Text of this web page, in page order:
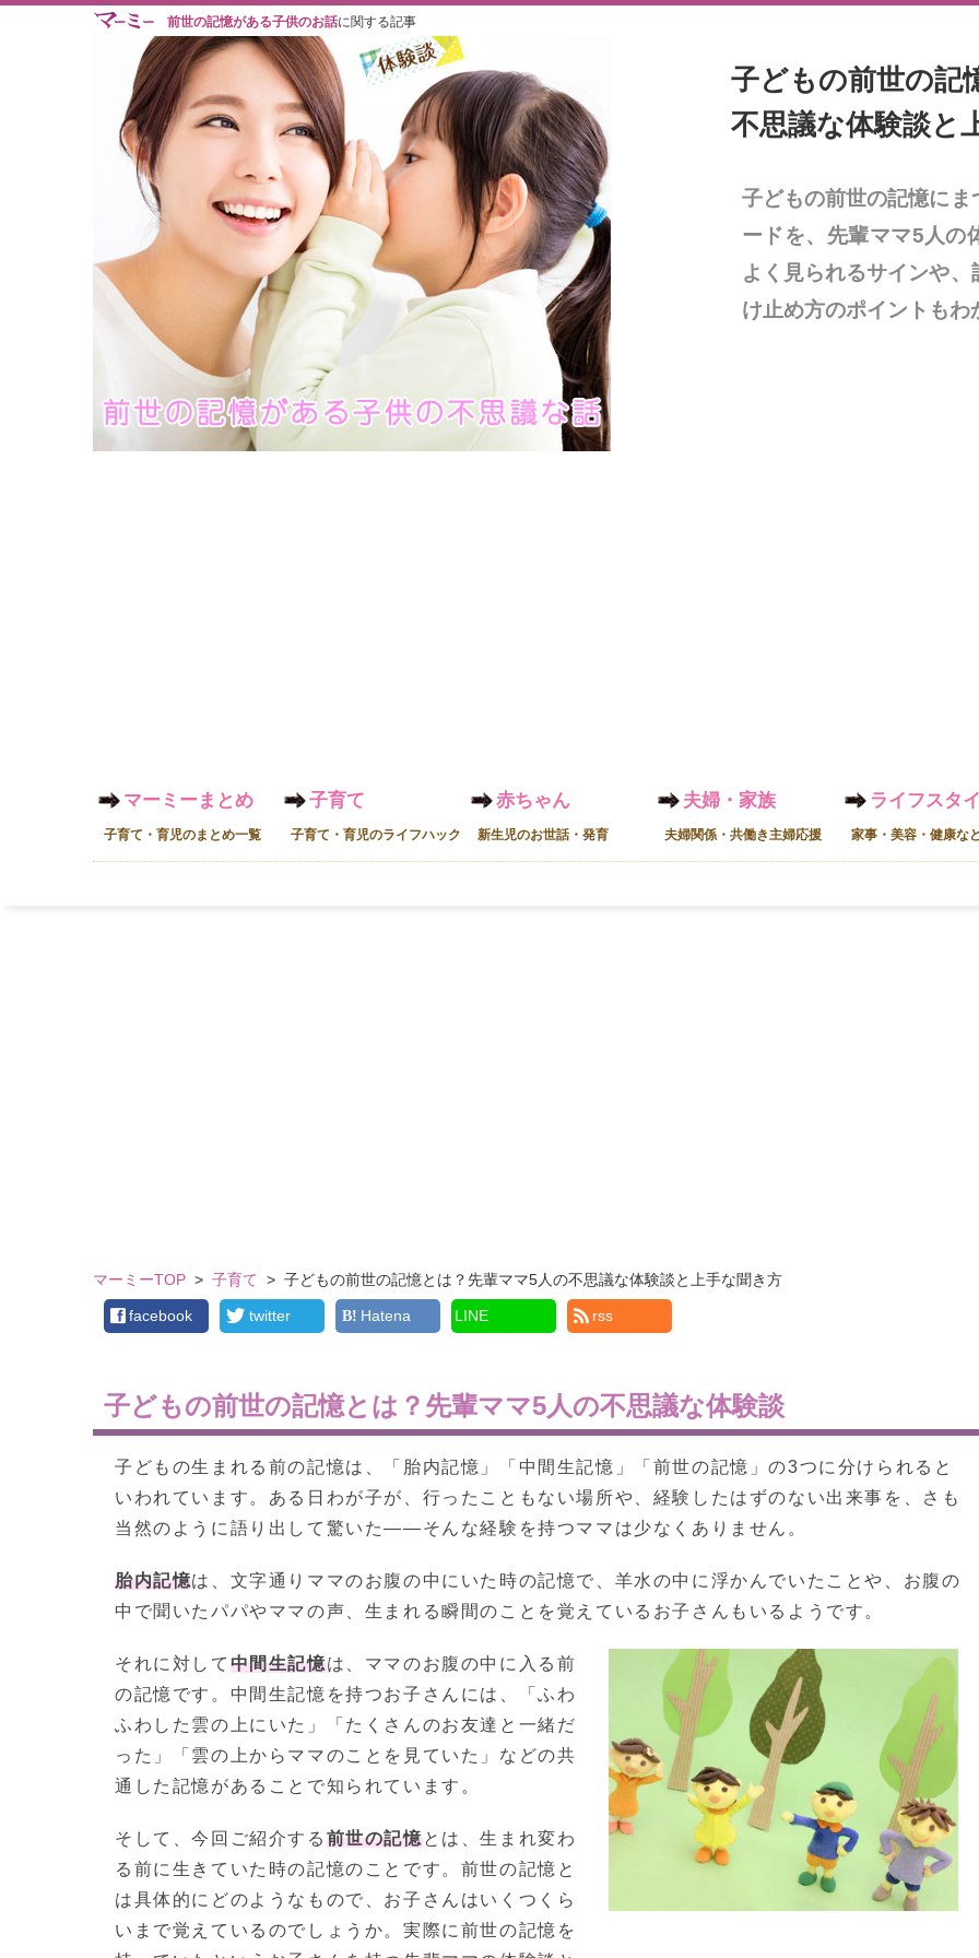
前世の記憶がある子供のお話に関する記事
子どもの前世の記
不思議な体験談と
子どもの前世の記憶にま
ードを、先輩ママ5人の
よく見られるサインや
け止め方のポイントもわ
マーミーまとめ
子育て・育児のまとめ一覧
子育て
子育て・育児のライフハック
赤ちゃん
新生児のお世話・発育
夫婦・家族
夫婦関係・共働き主婦応援
ライフスタ
家事・美容・健康な
マーミーTOP > 子育て > 子どもの前世の記憶とは？先輩ママ5人の不思議な体験談と上手な聞き方
facebook twitter Hatena LINE rss
子どもの前世の記憶とは？先輩ママ5人の不思議な体験談
子どもの生まれる前の記憶は、「胎内記憶」「中間生記憶」「前世の記憶」の3つに分けられると
いわれています。ある日わが子が、行ったこともない場所や、経験したはずのない出来事を、さも
当然のように語り出して驚いた——そんな経験を持つママは少なくありません。
胎内記憶は、文字通りママのお腹の中にいた時の記憶で、羊水の中に浮かんでいたことや、お腹の
中で聞いたパパやママの声、生まれる瞬間のことを覚えているお子さんもいるようです。
それに対して 中間生記憶は、ママのお腹の中に入る前
の記憶です。中間生記憶を持つお子さんには、「ふわ
ふわした雲の上にいた」「たくさんのお友達と一緒だ
った」「雲の上からママのことを見ていた」などの共
通した記憶があることで知られています。
そして、今回ご紹介する 前世の記憶とは、生まれ変わ
る前に生きていた時の記憶のことです。前世の記憶と
は具体的にどのようなもので、お子さんはいくつくら
いまで覚えているのでしょうか。実際に前世の記憶を